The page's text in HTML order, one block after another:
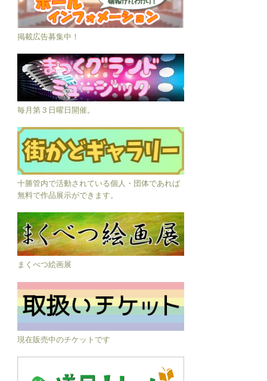
掲載広告募集中！
毎月第３日曜日開催。
十勝管内で活動されている個人・団体であれば
無料で作品展示ができます。
まくべつ絵画展
現在販売中のチケットです